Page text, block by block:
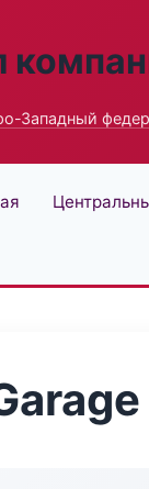
Западный